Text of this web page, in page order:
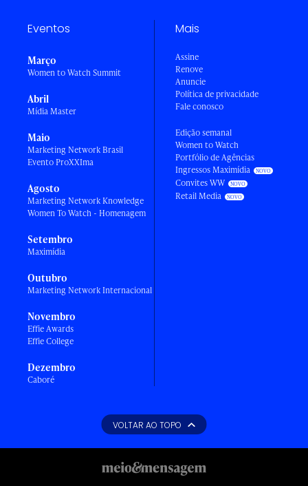
Eventos
Março
Women to Watch Summit
Abril
Mídia Master
Maio
Marketing Network Brasil
Evento ProXXIma
Agosto
Marketing Network Knowledge
Women To Watch - Homenagem
Setembro
Maximídia
Outubro
Marketing Network Internacional
Novembro
Effie Awards
Effie College
Dezembro
Caboré
Mais
Assine
Renove
Anuncie
Política de privacidade
Fale conosco
Edição semanal
Women to Watch
Portfólio de Agências
Ingressos Maximídia
Convites WW
Retail Media
VOLTAR AO TOPO